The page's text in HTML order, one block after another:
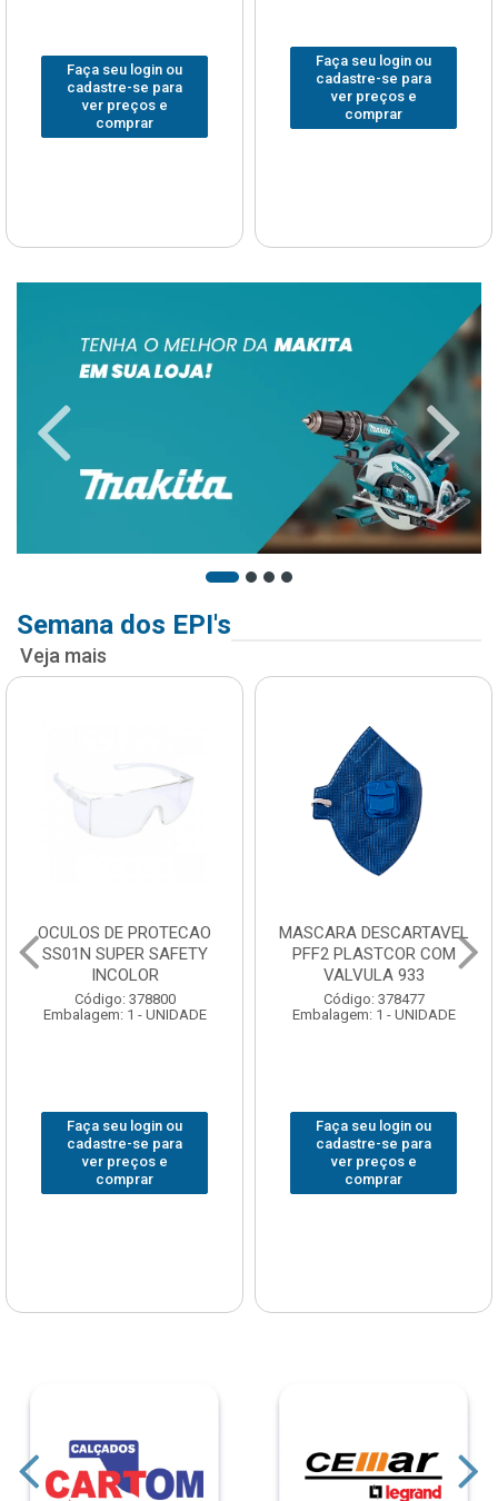
Faça seu login ou
cadastre-se para
ver preços e
comprar
Faça seu login ou
cadastre-se para
ver preços e
comprar
Semana dos EPI's
Veja mais
OCULOS DE PROTECAO
SS01N SUPER SAFETY
INCOLOR
Código: 378800
Embalagem: 1 - UNIDADE
Faça seu login ou
cadastre-se para
ver preços e
comprar
MASCARA DESCARTAVEL
PFF2 PLASTCOR COM
VALVULA 933
Código: 378477
Embalagem: 1 - UNIDADE
Faça seu login ou
cadastre-se para
ver preços e
comprar